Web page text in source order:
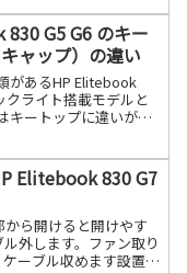
G5 G6 のキー
ャップ）の違い
があるHP Elitebook
クライト搭載モデルと
キートップに違いがあ
ワイト（白）になって
Elitebook 830 G7
ら開けると開けやす
外します。ファン取り
ーブル収めます設置完